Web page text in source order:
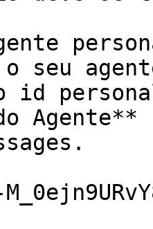
seu
Agente**